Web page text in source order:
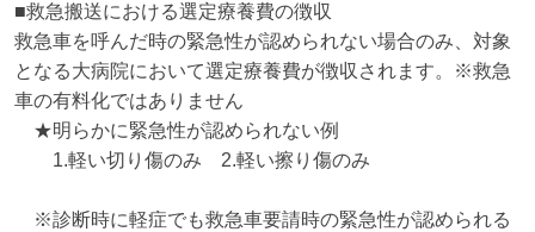
■救急搬送における選定療養費の徴収
救急車を呼んだ時の緊急性が認められない場合のみ、対象
となる大病院において選定療養費が徴収されます。※救急
車の有料化ではありません
★明らかに緊急性が認められない例
1.軽い切り傷のみ　2.軽い擦り傷のみ
※診断時に軽症でも救急車要請時の緊急性が認められる